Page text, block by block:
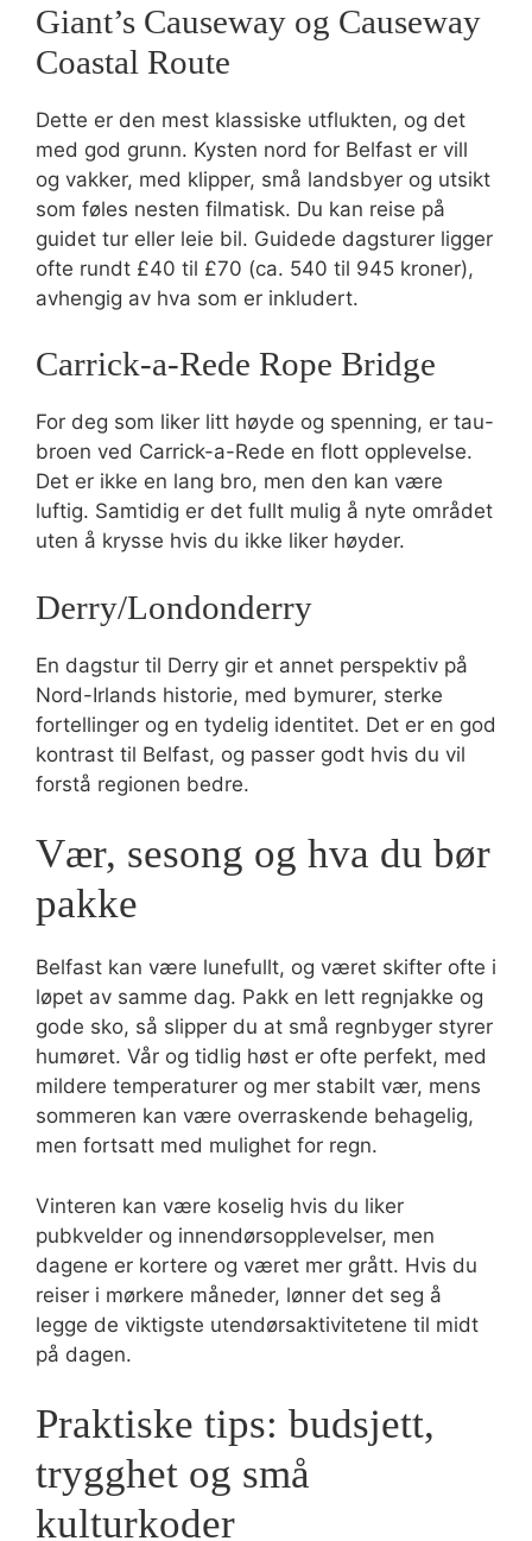
Giant’s Causeway og Causeway
Coastal Route
Dette er den mest klassiske utflukten, og det
med god grunn. Kysten nord for Belfast er vill
og vakker, med klipper, små landsbyer og utsikt
som føles nesten filmatisk. Du kan reise på
guidet tur eller leie bil. Guidede dagsturer ligger
ofte rundt £40 til £70 (ca. 540 til 945 kroner),
avhengig av hva som er inkludert.
Carrick-a-Rede Rope Bridge
For deg som liker litt høyde og spenning, er tau-
broen ved Carrick-a-Rede en flott opplevelse.
Det er ikke en lang bro, men den kan være
luftig. Samtidig er det fullt mulig å nyte området
uten å krysse hvis du ikke liker høyder.
Derry/Londonderry
En dagstur til Derry gir et annet perspektiv på
Nord-Irlands historie, med bymurer, sterke
fortellinger og en tydelig identitet. Det er en god
kontrast til Belfast, og passer godt hvis du vil
forstå regionen bedre.
Vær, sesong og hva du bør
pakke
Belfast kan være lunefullt, og været skifter ofte i
løpet av samme dag. Pakk en lett regnjakke og
gode sko, så slipper du at små regnbyger styrer
humøret. Vår og tidlig høst er ofte perfekt, med
mildere temperaturer og mer stabilt vær, mens
sommeren kan være overraskende behagelig,
men fortsatt med mulighet for regn.
Vinteren kan være koselig hvis du liker
pubkvelder og innendørsopplevelser, men
dagene er kortere og været mer grått. Hvis du
reiser i mørkere måneder, lønner det seg å
legge de viktigste utendørsaktivitetene til midt
på dagen.
Praktiske tips: budsjett,
trygghet og små
kulturkoder